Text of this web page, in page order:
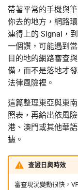
社群平台怎麼收
料
監控現在做得到
怎麼維持多個網
為什麼匿名支付重
VPN 的風險與選
加密 DNS 怎麼
認真的生效
什麼是 Tails
Tails、Whonix、
差別
GrapheneOS：
行動作業系統
什麼是 OONI
OONI Run v2 操
本、南韓
中風險：菲律賓、
亞、新加坡、印
高風險：香港、泰
南、柬埔寨、中國
極高風險：緬甸
乾淨機與 burner 手
開
誰需要
揭弊者保護法的
帶著平常的手機與
你去的地方，網路
連得上的 Signal，
一個讚，可能遇到
目的地的網路審查
備，而不是落地才
法律風險裡。
這篇整理東亞與東
照表，再給出依風
港、澳門或其他華
據。
查證日與時效
審查現況變動很快，